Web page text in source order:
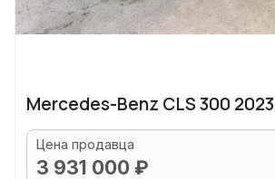
Mercedes-Benz CLS 300 2023
Цена продавца
3 931 000 ₽